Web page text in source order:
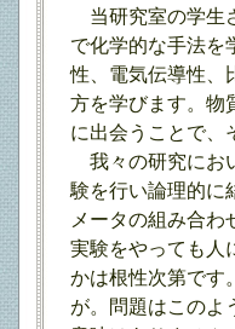
当研究室の学生
で化学的な手法を
性、電気伝導性、
方を学びます。物
に出会うことで、
我々の研究にお
験を行い論理的に
メータの組み合
実験をやっても人
かは根性次第です
が。問題はこのよ